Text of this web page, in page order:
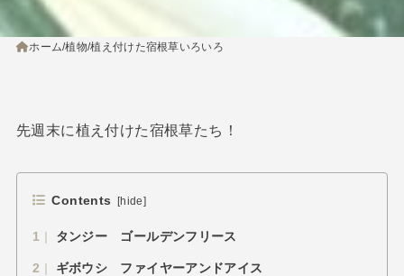
ホーム 植物 植え付けた宿根草いろいろ
先週末に植え付けた宿根草たち！
Contents hide
1 タンジー ゴールデンフリース
2 ギボウシ ファイヤーアンドアイス